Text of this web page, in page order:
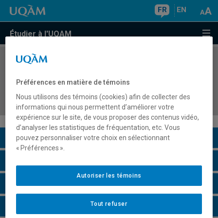
FR EN
Étudier à l'UQAM
COURS//
santé et comportements hors normes en
entreprise
Description du cours
Horaire - Automne 2026
Préférences en matière de témoins
Nous utilisons des témoins (cookies) afin de collecter des
informations qui nous permettent d’améliorer votre
expérience sur le site, de vous proposer des contenus vidéo,
d’analyser les statistiques de fréquentation, etc. Vous
pouvez personnaliser votre choix en sélectionnant
« Préférences ».
Tout refuser
Autoriser les témoins